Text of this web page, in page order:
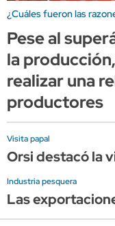
¿Cuáles fueron las
Pese al
la
realizar una
productores
Visita papal
Orsi destacó la
Industria pesquera
Las